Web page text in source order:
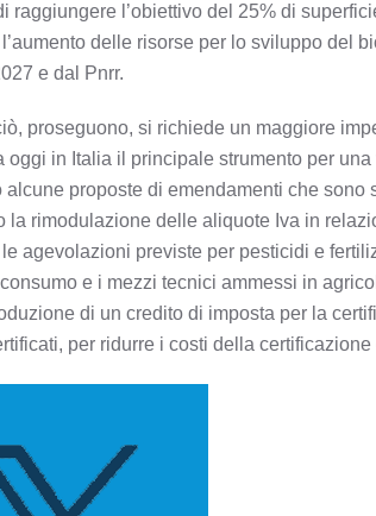
raggiungere l’obiettivo del 25% di
delle risorse per lo sviluppo del
e dal Pnrr.
proseguono, si richiede un maggiore
oggi in Italia il principale strumento per
alcune proposte di emendamenti che
la rimodulazione delle aliquote Iva in
agevolazioni previste per pesticidi e
e i mezzi tecnici ammessi in
di un credito di imposta per la
per ridurre i costi della